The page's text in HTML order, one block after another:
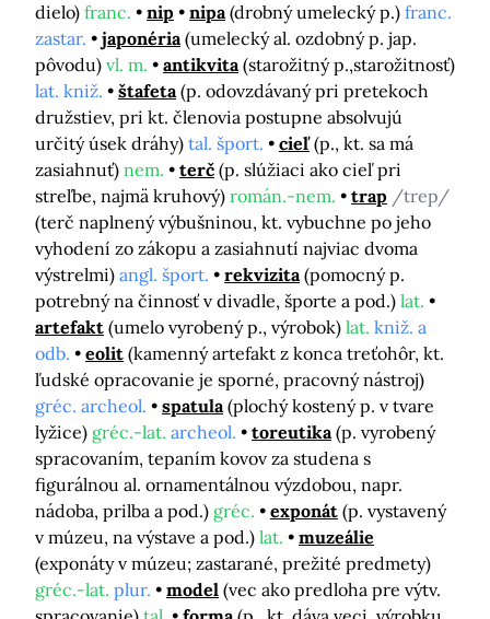
dielo) franc. nip nipa (drobný umelecký p.) franc.
zastar.
japonéria (umelecký al. ozdobný p. jap.
pôvodu) vl. m. antikvita (starožitný p.,starožitnosť)
lat. kniž.
štafeta (p. odovzdávaný pri pretekoch
družstiev, pri kt. členovia postupne absolvujú
určitý úsek dráhy) tal. šport. cieľ (p., kt. sa má
zasiahnuť) nem. terč (p. slúžiaci ako cieľ pri
streľbe, najmä kruhový) román.-nem. trap /trep/
(terč naplnený výbušninou, kt. vybuchne po jeho
vyhodení zo zákopu a zasiahnutí najviac dvoma
výstrelmi) angl. šport. rekvizita (pomocný p.
potrebný na činnosť v divadle, športe a pod.) lat.
artefakt (umelo vyrobený p., výrobok) lat. kniž. a
odb.
eolit (kamenný artefakt z konca treťohôr, kt.
ľudské opracovanie je sporné, pracovný nástroj)
gréc. archeol.
spatula (plochý kostený p. v tvare
lyžice) gréc.-lat. archeol. toreutika (p. vyrobený
spracovaním, tepaním kovov za studena s
figurálnou al. ornamentálnou výzdobou, napr.
nádoba, prilba a pod.) gréc. exponát (p. vystavený
v múzeu, na výstave a pod.) lat.
muzeálie
(exponáty v múzeu; zastarané, prežité predmety)
gréc.-lat. plur. model (vec ako predloha pre výtv.